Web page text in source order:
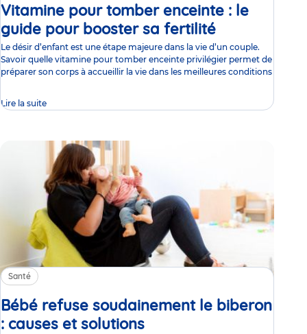
Vitamine pour tomber enceinte : le
guide pour booster sa fertilité
Le désir d’enfant est une étape majeure dans la vie d’un couple.
Savoir quelle vitamine pour tomber enceinte privilégier permet de
préparer son corps à accueillir la vie dans les meilleures conditions
Lire la suite
Santé
Bébé refuse soudainement le biberon
: causes et solutions